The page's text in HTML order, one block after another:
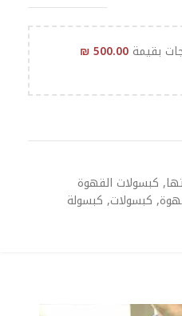
بقيمة ₪500.00
, كبسولات القهوة
, كبسولات, كبسولة